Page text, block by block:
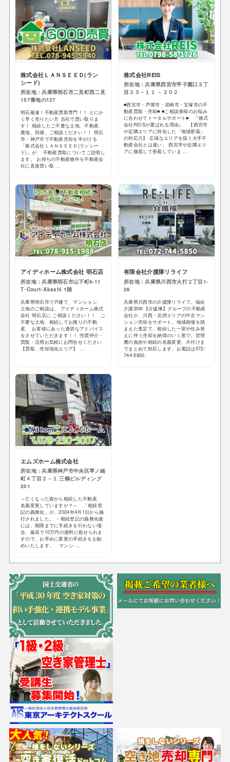
株式会社ＬＡＮＳＥＥＤ(ラン
シード)
所在地：兵庫県明石市二見町西二見
157番地の127
明石最速！不動産買取専門！！ とにか
く早く売りたい方 当社で買い取りま
す！ 相続したご不要な土地、不動産、
農地、田畑、ご相談ください！！ 明石
市・神戸市で不動産売却を手がける
「株式会社ＬＡＮＳＥＥＤ(ランシー
ド)」が、 不動産買取についてご説明し
ます。 お持ちの不動産物件を不動産会
社に直接買い取 ...
株式会社REIS
所在地：兵庫県西宮市甲子園口３丁
目２３－１１ －２０２
■西宮市・芦屋市・尼崎市・宝塚市の不
動産買取・売却■ ■ご相談者様のお悩み
に合わせてトータルサポート■ 『株式
会社REISが選ばれる理由』 【西宮市
や近隣エリアに特化した「地域密着」
の対応力】 広域なエリアを扱う大手不
動産会社とは違い、 西宮市や近隣エリ
アに徹底して密着していま ...
アイディホーム株式会社 明石店
所在地：兵庫県明石市山下町6-11
T･Court･Akashi 1階
兵庫県明石市で戸建て、マンション、
土地のご相談は、 アイディホーム株式
会社 明石店に ご相談ください！！ ご
不要な土地、相続してお困りの不動
産、 お客様にあった適切なアドバイス
をさせていただきます！！ 売買仲介・
買取・活用お気軽にお問合せください
【買取、売却強化エリア】 ...
有限会社介援隊リライフ
所在地：兵庫県川西市火打２丁目1-
26
兵庫県川西市の介援隊リライフ。福祉
介護30年【介援隊】グループの不動産
会社が、川西・北摂エリアの中古マン
ション売却をサポート。地域相場を踏
まえた査定で、相続した一室や住み替
えに伴う売却を納得のいく形で。管理
費の負担や相続の名義変更、片付けま
でまとめて対応します。お電話は072-
744-5850。
エムズホーム株式会社
所在地：兵庫県神戸市中央区琴ノ緒
町４丁目２－１ 三鶴ビルディング
201
～亡くなった親から相続した不動産、
名義変更していますか？～ 「相続登
記の義務化」が、2024年4月1日から施
行されました。 ・相続登記の義務化後
には、期限までに手続きを行わない場
合、最高で10万円の過料に処せられま
すので、お早めに変更の手続きをお勧
めいたします。 マンシ ...